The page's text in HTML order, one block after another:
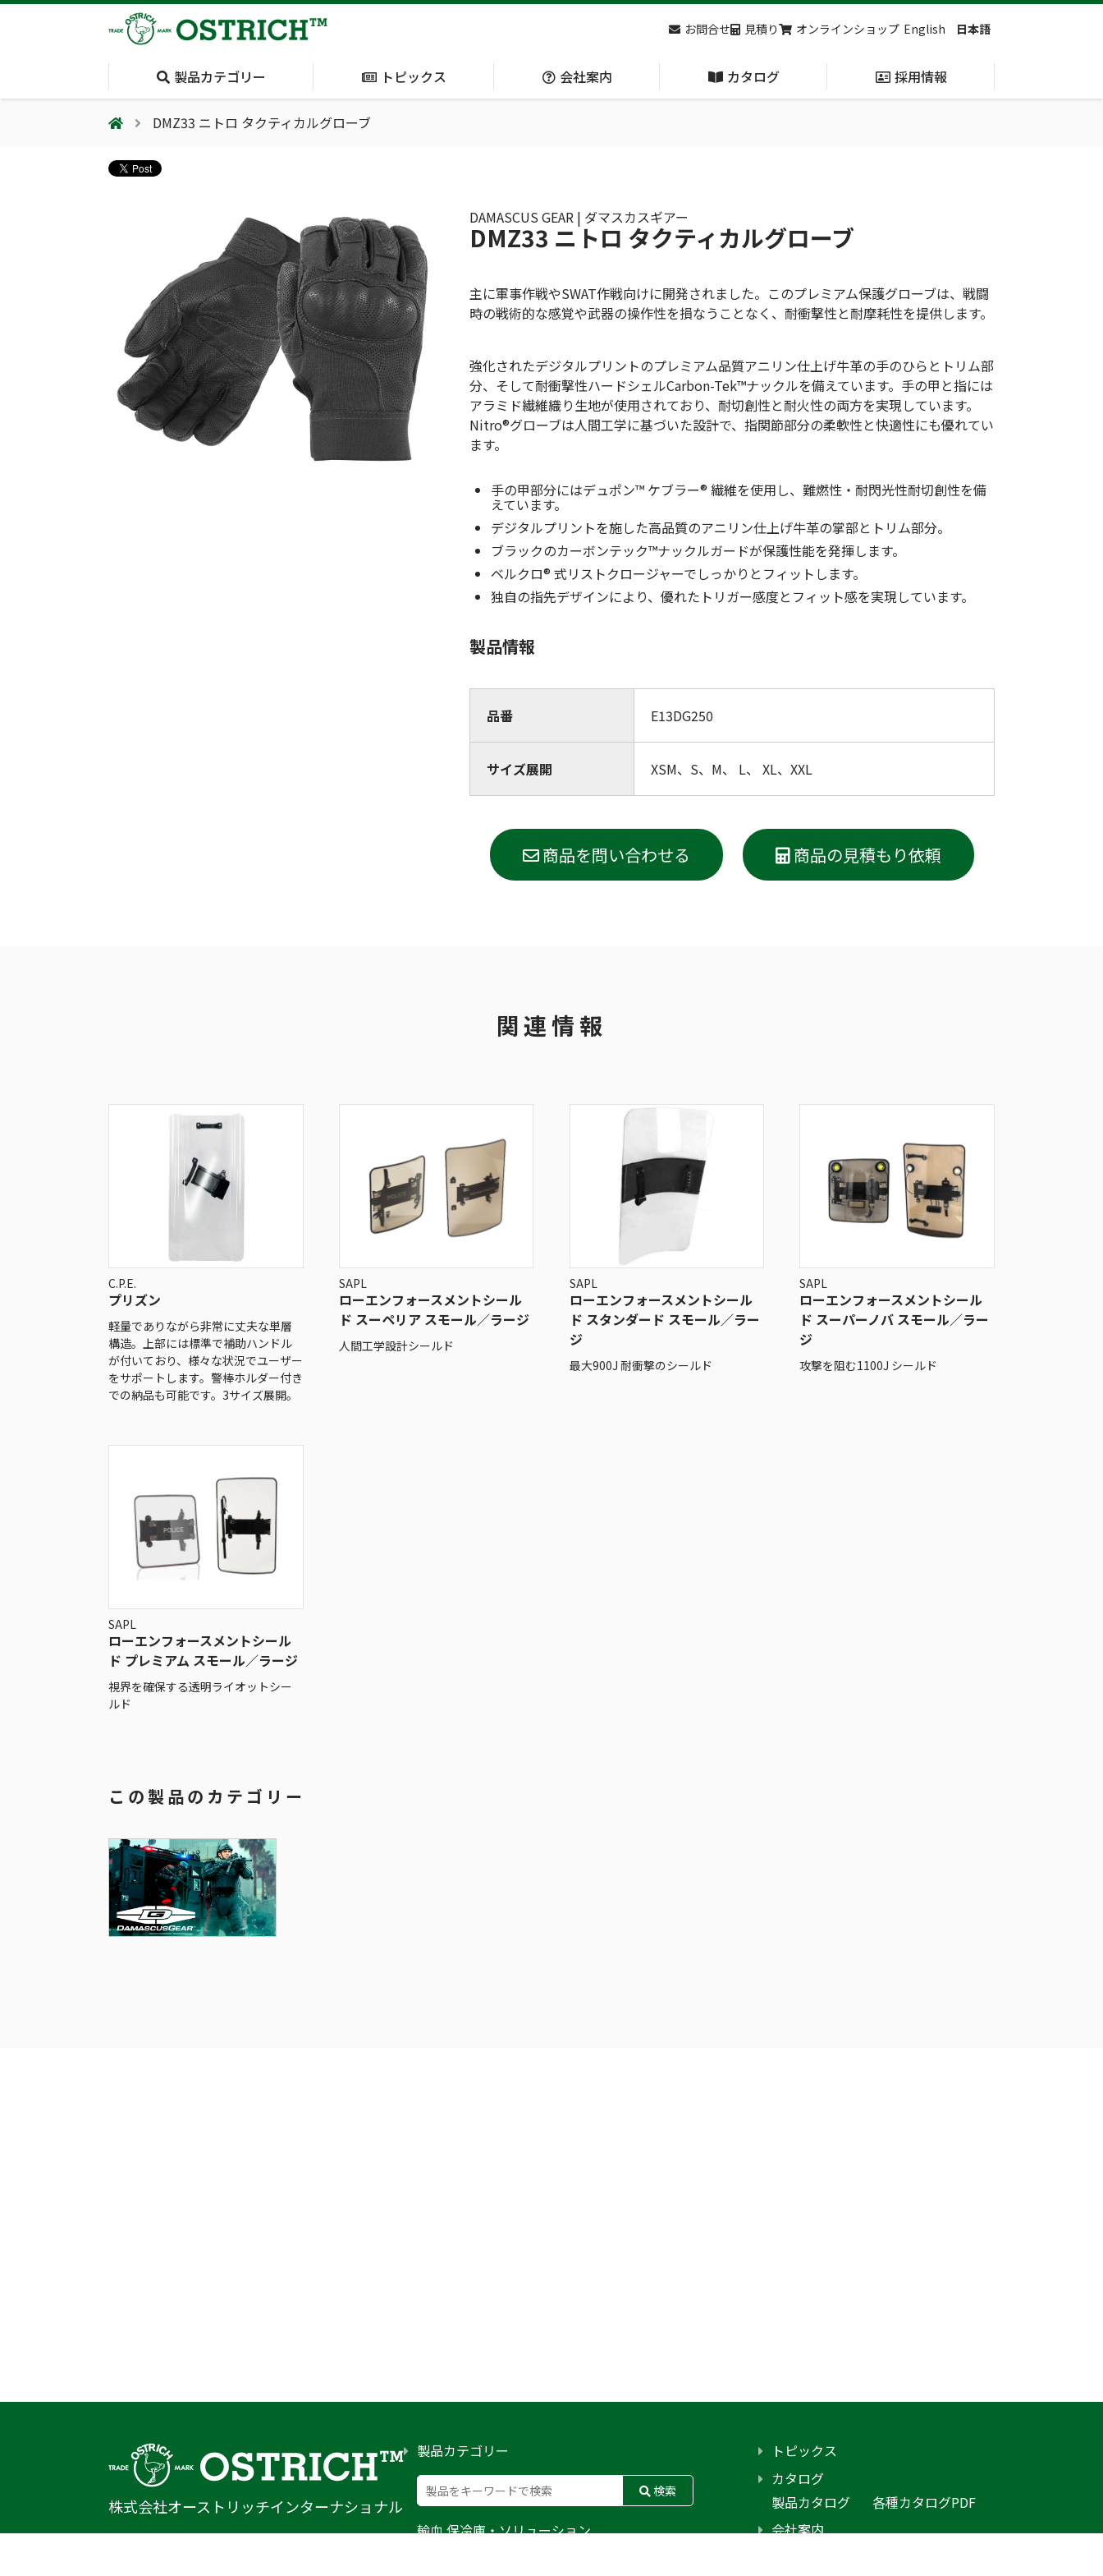
お問合せ 見積り オンラインショップ English 日本語
製品カテゴリー
System)
気道管理
(Airway)
呼吸管理
(Respiration)
循環管理
(Circulation)
低体温防止
(Hypothermia)
もっと見る
トピックス
夏季休業のお知らせ
オーストリッチ熊対策カタログ オーストリッチ防犯カタログ ダマスカス製品カタログ（日本語版） 総合カタログ掲載のお知らせ
会社案内
会社概要
カタログ 採用情報
採用情報（外部サイトに移動します）
DMZ33 ニトロ タクティカルグローブ
DAMASCUS GEAR | ダマスカスギアー
DMZ33 ニトロ タクティカルグローブ
主に軍事作戦やSWAT作戦向けに開発されました。このプレミアム保護グローブは、戦闘
時の戦術的な感覚や武器の操作性を損なうことなく、耐衝撃性と耐摩耗性を提供します。
強化されたデジタルプリントのプレミアム品質アニリン仕上げ牛革の手のひらとトリム部
分、そして耐衝撃性ハードシェルCarbon-Tek™ナックルを備えています。手の甲と指には
アラミド繊維織り生地が使用されており、耐切創性と耐火性の両方を実現しています。
Nitro®グローブは人間工学に基づいた設計で、指関節部分の柔軟性と快適性にも優れてい
ます。
手の甲部分にはデュポン™ ケブラー® 繊維を使用し、難燃性・耐閃光性耐切創性を備
えています。
デジタルプリントを施した高品質のアニリン仕上げ牛革の掌部とトリム部分。
ブラックのカーボンテック™ナックルガードが保護性能を発揮します。
ベルクロ® 式リストクロージャーでしっかりとフィットします。
独自の指先デザインにより、優れたトリガー感度とフィット感を実現しています。
製品情報
品番 E13DG250
サイズ展開 XSM、S、M、 L、 XL、XXL
商品を問い合わせる 商品の見積もり依頼
関連情報
C.P.E.
プリズン
軽量でありながら非常に丈夫な単層
構造。上部には標準で補助ハンドル
が付いており、様々な状況でユーザー
をサポートします。警棒ホルダー付き
での納品も可能です。3サイズ展開。
SAPL
ローエンフォースメントシール
ド スーペリア スモール／ラージ
人間工学設計シールド
SAPL
ローエンフォースメントシール
ド スタンダード スモール／ラー
ジ
最大900J 耐衝撃のシールド
SAPL
ローエンフォースメントシール
ド スーパーノバ スモール／ラー
ジ
攻撃を阻む1100J シールド
SAPL
ローエンフォースメントシール
ド プレミアム スモール／ラージ
視界を確保する透明ライオットシー
ルド
この製品のカテゴリー
株式会社オーストリッチインターナショナル
製品カテゴリー
検索
輸血 保冷庫・ソリューション
トピックス
カタログ
製品カタログ
各種カタログPDF
会社案内